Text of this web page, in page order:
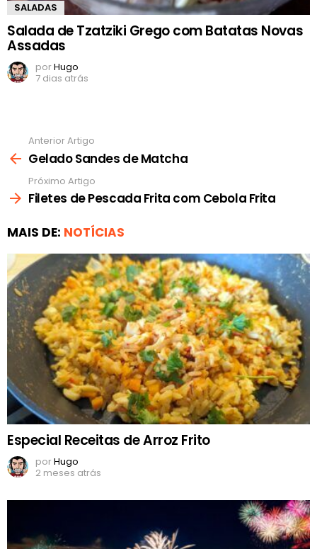
SALADAS
Salada de Tzatziki Grego com Batatas Novas
Assadas
porHugo
7 dias atrás
mais
Anterior Artigo
Gelado Sandes de Matcha
Próximo Artigo
Filetes de Pescada Frita com Cebola Frita
MAIS DE: NOTÍCIAS
Especial Receitas de Arroz Frito
porHugo
2 meses atrás